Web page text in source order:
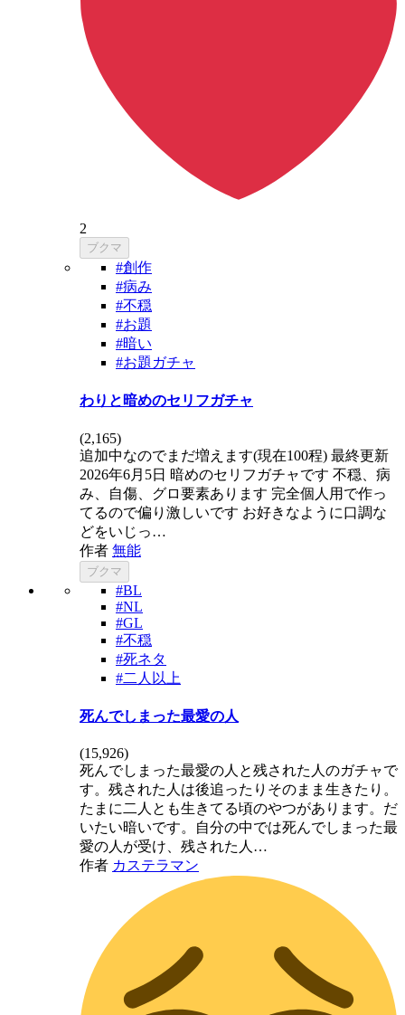
2
ブクマ
#創作
#病み
#不穏
#お題
#暗い
#お題ガチャ
わりと暗めのセリフガチャ
(2,165)
追加中なのでまだ増えます(現在100程) 最終更新
2026年6月5日 暗めのセリフガチャです 不穏、病
み、自傷、グロ要素あります 完全個人用で作っ
てるので偏り激しいです お好きなように口調な
どをいじっ…
作者 無能
ブクマ
#BL
#NL
#GL
#不穏
#死ネタ
#二人以上
死んでしまった最愛の人
(15,926)
死んでしまった最愛の人と残された人のガチャで
す。残された人は後追ったりそのまま生きたり。
たまに二人とも生きてる頃のやつがあります。だ
いたい暗いです。自分の中では死んでしまった最
愛の人が受け、残された人…
作者 カステラマン